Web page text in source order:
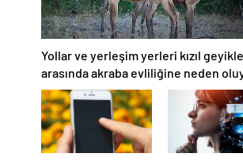
Yollar ve yerleşim yerleri kızıl
arasında akraba evliliğine neden